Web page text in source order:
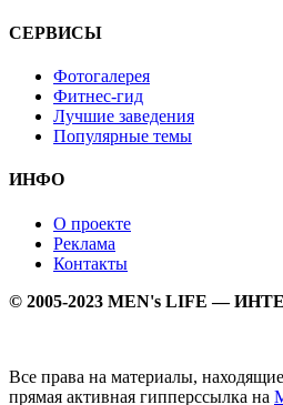
СЕРВИСЫ
Фотогалерея
Фитнес-гид
Лучшие заведения
Популярные темы
ИНФО
О проекте
Реклама
Контакты
© 2005-2023 MEN's LIFE —
Все права на материалы,
прямая активная гипперссылка на